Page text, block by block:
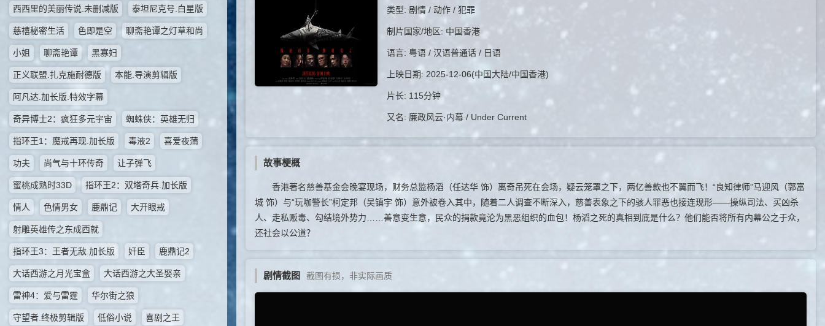
西西里的美丽传说.未删减版 泰坦尼克号.白星版
慈禧秘密生活 色即是空 聊斋艳谭之灯草和尚
小姐 聊斋艳谭 黑寡妇
正义联盟.扎克施耐德版 本能.导演剪辑版
阿凡达.加长版.特效字幕
奇异博士2：疯狂多元宇宙 蜘蛛侠：英雄无归
指环王1：魔戒再现.加长版 毒液2 喜爱夜蒲
功夫 尚气与十环传奇 让子弹飞
蜜桃成熟时33D 指环王2：双塔奇兵.加长版
情人 色情男女 鹿鼎记 大开眼戒
射雕英雄传之东成西就
指环王3：王者无敌.加长版 奸臣 鹿鼎记2
大话西游之月光宝盒 大话西游之大圣娶亲
雷神4：爱与雷霆 华尔街之狼
守望者.终极剪辑版 低俗小说 喜剧之王
类型: 剧情 / 动作 / 犯罪
制片国家/地区: 中国香港
语言: 粤语 / 汉语普通话 / 日语
上映日期: 2025-12-06(中国大陆/中国香港)
片长: 115分钟
又名: 廉政风云·内幕 / Under Current
故事梗概
香港著名慈善基金会晚宴现场，财务总监杨滔（任达华 饰）离奇吊死在会场，疑云笼罩之下，两亿善款也不翼而飞！“良知律师”马迎风（郭富
城 饰）与“玩咖警长”柯定邦（吴镇宇 饰）意外被卷入其中，随着二人调查不断深入，慈善表象之下的骇人罪恶也接连现形——操纵司法、买凶杀
人、走私贩毒、勾结境外势力……善意变生意，民众的捐款竟沦为黑恶组织的血包！杨滔之死的真相到底是什么？他们能否将所有内幕公之于众，
还社会以公道？
剧情截图 截图有损，非实际画质